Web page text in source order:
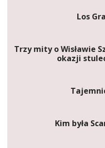
Los
Trzy mity o Wisławie
okazji
Kim była